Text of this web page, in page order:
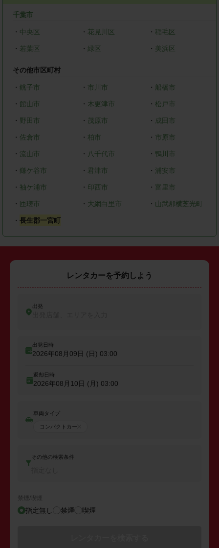
千葉市
・ 中央区 ・ 花見川区 ・稲毛区
・ 若葉区 ・ 緑区 ・ 美浜区
その他市区町村
・ 銚子市 ・ 市川市 ・ 船橋市
・ 館山市 ・ 木更津市 ・松戸市
・ 野田市 ・ 茂原市 ・ 成田市
・ 佐倉市 ・ 柏市 ・ 市原市
・ 流山市 ・ 八千代市 ・ 鴨川市
・ 鎌ケ谷市 ・ 君津市 ・ 浦安市
・ 袖ケ浦市 ・ 印西市 ・ 富里市
・ 匝瑳市 ・ 大網白里市 ・ 山武郡横芝光町
・ 長生郡一宮町
レンタカーを予約しよう
出発
出発日時
2026年08月09日 (日) 03:00
返却日時
2026年08月10日 (月) 03:00
車両タイプ
コンパクトカー
その他の検索条件
禁煙/喫煙
指定無し 禁煙 喫煙